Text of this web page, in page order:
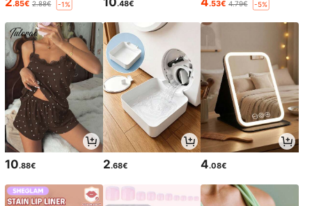
.85€ 2.88€ -1% .48€ .53€ 4.79€ -5%
10.88€ 2.68€ 4.08€